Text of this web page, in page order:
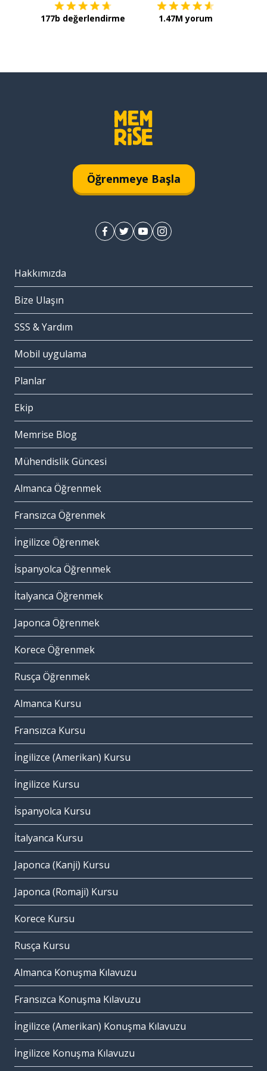
177b değerlendirme 1.47M yorum
Öğrenmeye Başla
Hakkımızda
Bize Ulaşın
SSS & Yardım
Mobil uygulama
Planlar
Ekip
Memrise Blog
Mühendislik Güncesi
Almanca Öğrenmek
Fransızca Öğrenmek
İngilizce Öğrenmek
İspanyolca Öğrenmek
İtalyanca Öğrenmek
Japonca Öğrenmek
Korece Öğrenmek
Rusça Öğrenmek
Almanca Kursu
Fransızca Kursu
İngilizce (Amerikan) Kursu
İngilizce Kursu
İspanyolca Kursu
İtalyanca Kursu
Japonca (Kanji) Kursu
Japonca (Romaji) Kursu
Korece Kursu
Rusça Kursu
Almanca Konuşma Kılavuzu
Fransızca Konuşma Kılavuzu
İngilizce (Amerikan) Konuşma Kılavuzu
İngilizce Konuşma Kılavuzu